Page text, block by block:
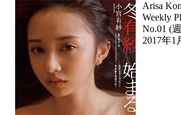
Arisa
Weekly
No.01 (
2017年1